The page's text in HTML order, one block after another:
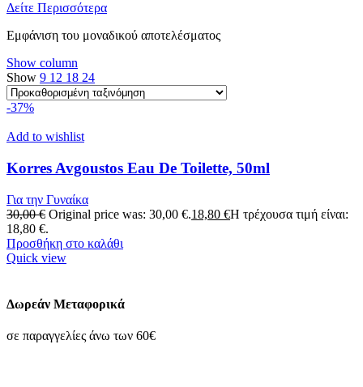
Δείτε Περισσότερα
Εμφάνιση του μοναδικού αποτελέσματος
Show column
Show 9 12 18 24
-37%
Add to wishlist
Korres Avgoustos Eau De Toilette, 50ml
Για την Γυναίκα
30,00€ Original price was: 30,00 €.18,80 €Η τρέχουσα τιμή είναι:
18,80 €.
Προσθήκη στο καλάθι
Quick view
Δωρεάν Μεταφορικά
σε παραγγελίες άνω των 60€